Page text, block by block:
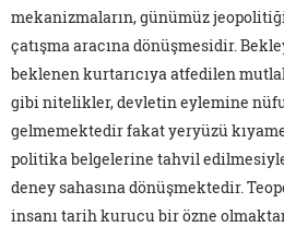
mekanizmaların, günümüz
çatışma aracına dönüşmesidir.
beklenen kurtarıcıya atfedilen
gibi nitelikler, devletin eylemine
gelmemektedir fakat yeryüzü
politika belgelerine tahvil
deney sahasına dönüşmektedir.
insanı tarih kurucu bir özne